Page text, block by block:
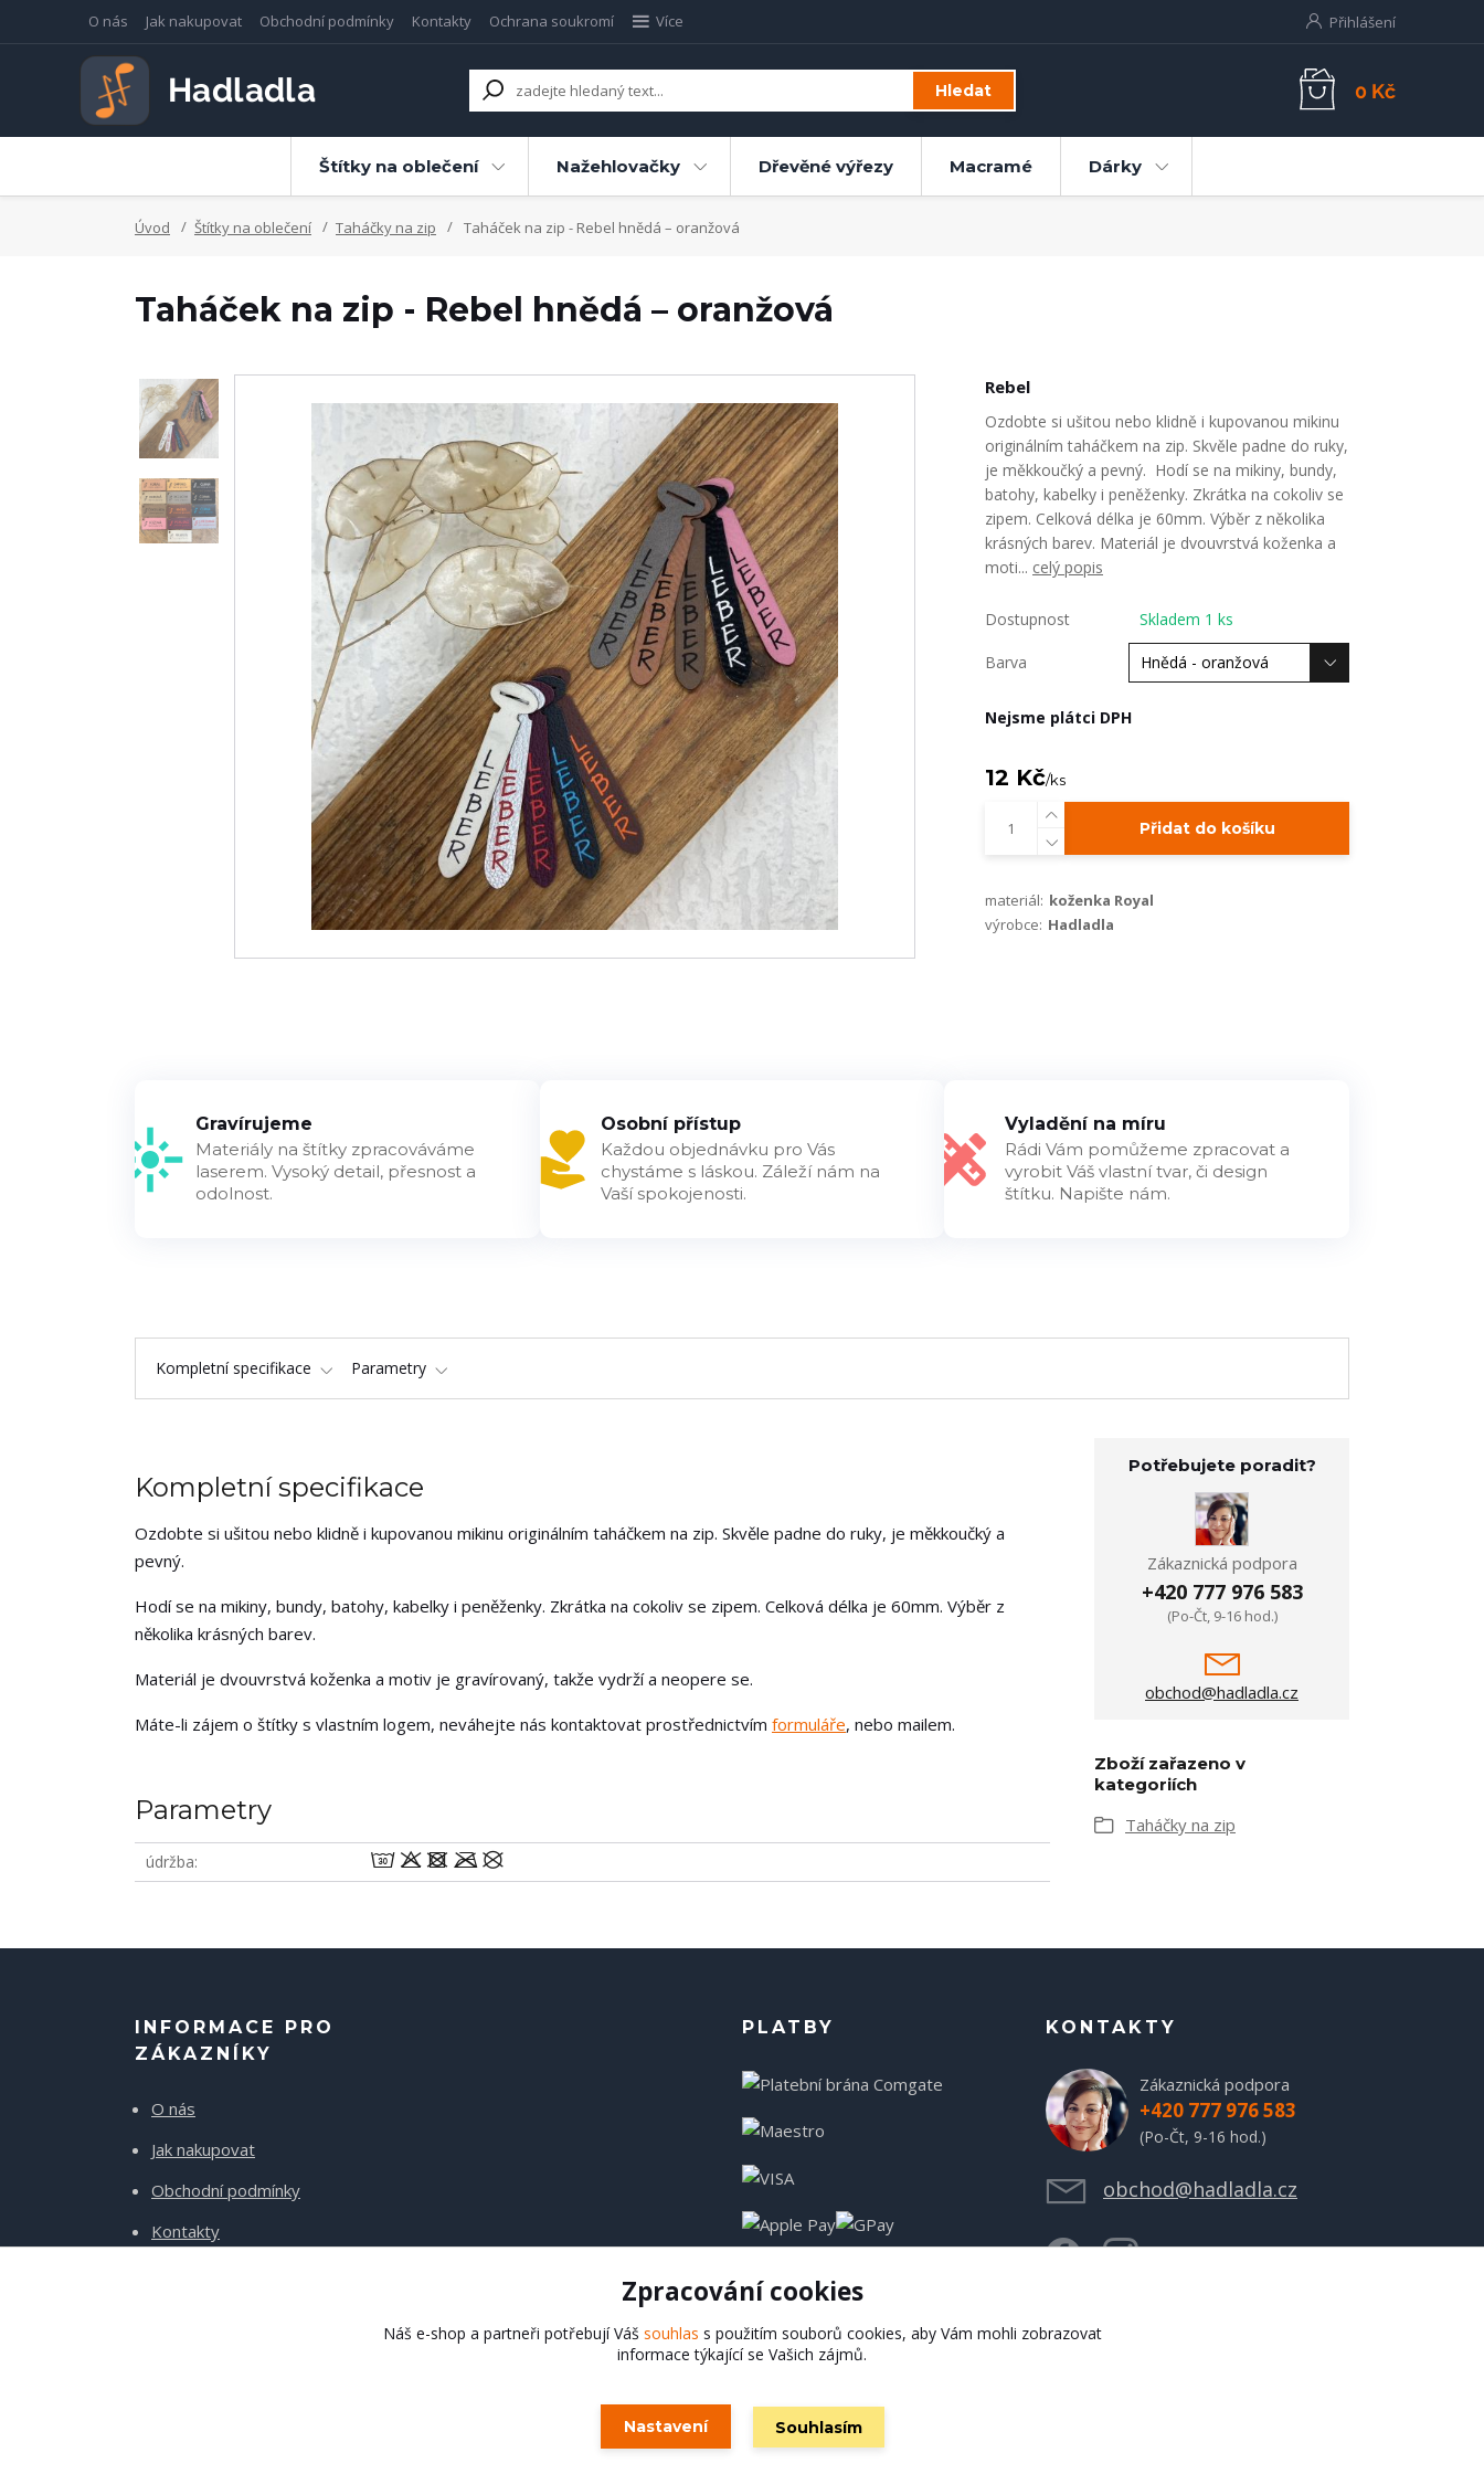
O nás Jak nakupovat Obchodní podmínky Kontakty Ochrana soukromí Více Přihlášení
Hledat 0 Kč
Štítky na oblečení Nažehlovačky Dřevěné výřezy Macramé Dárky
Úvod Štítky na oblečení Taháčky na zip Taháček na zip - Rebel hnědá – oranžová
Taháček na zip - Rebel hnědá – oranžová
Rebel
Ozdobte si ušitou nebo klidně i kupovanou mikinu
originálním taháčkem na zip. Skvěle padne do ruky,
je měkkoučký a pevný. Hodí se na mikiny, bundy,
batohy, kabelky i peněženky. Zkrátka na cokoliv se
zipem. Celková délka je 60mm. Výběr z několika
krásných barev. Materiál je dvouvrstvá koženka a
moti... celý popis
Dostupnost Skladem 1 ks
Barva
Nejsme plátci DPH
12 Kč/ks
Přidat do košíku
materiál: koženka Royal
výrobce: Hadladla
Gravírujeme
Materiály na štítky zpracováváme
laserem. Vysoký detail, přesnost a
odolnost.
Osobní přístup
Každou objednávku pro Vás
chystáme s láskou. Záleží nám na
Vaší spokojenosti.
Vyladění na míru
Rádi Vám pomůžeme zpracovat a
vyrobit Váš vlastní tvar, či design
štítku. Napište nám.
Kompletní specifikace Parametry
Kompletní specifikace
Ozdobte si ušitou nebo klidně i kupovanou mikinu originálním taháčkem na zip. Skvěle padne do ruky, je měkkoučký a
pevný.
Hodí se na mikiny, bundy, batohy, kabelky i peněženky. Zkrátka na cokoliv se zipem. Celková délka je 60mm. Výběr z
několika krásných barev.
Materiál je dvouvrstvá koženka a motiv je gravírovaný, takže vydrží a neopere se.
Máte-li zájem o štítky s vlastním logem, neváhejte nás kontaktovat prostřednictvím formuláře, nebo mailem.
Parametry
údržba wodmU
Potřebujete poradit?
Zákaznická podpora
+420 777 976 583
(Po-Čt, 9-16 hod.)
obchod@hadladla.cz
Zboží zařazeno v
kategoriích
Taháčky na zip
INFORMACE PRO
ZÁKAZNÍKY
O nás
Jak nakupovat
Obchodní podmínky
Kontakty
PLATBY KONTAKTY
Zákaznická podpora
+420 777 976 583
(Po-Čt, 9-16 hod.)
obchod@hadladla.cz
Hadladla.cz
Zpracování cookies
Náš e-shop a partneři potřebují Váš souhlas s použitím souborů cookies, aby Vám mohli zobrazovat
informace týkající se Vašich zájmů.
Nastavení Souhlasím